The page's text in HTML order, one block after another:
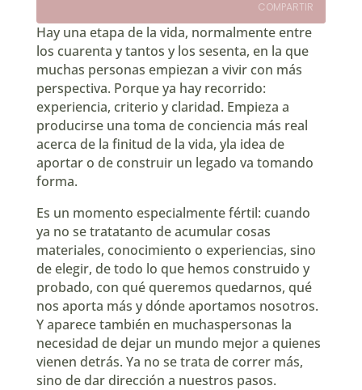
seconds
COMPARTIR
COMPARTIR
ENLACE
INCRUSTAR
Hay una etapa de la vida, normalmente entre
los cuarenta y tantos y los sesenta, en la que
muchas personas empiezan a vivir con más
perspectiva. Porque ya hay recorrido:
experiencia, criterio y claridad. Empieza a
producirse una toma de conciencia más real
acerca de la finitud de la vida, yla idea de
aportar o de construir un legado va tomando
forma.
Es un momento especialmente fértil: cuando
ya no se tratatanto de acumular cosas
materiales, conocimiento o experiencias, sino
de elegir, de todo lo que hemos construido y
probado, con qué queremos quedarnos, qué
nos aporta más y dónde aportamos nosotros.
Y aparece también en muchaspersonas la
necesidad de dejar un mundo mejor a quienes
vienen detrás. Ya no se trata de correr más,
sino de dar dirección a nuestros pasos.